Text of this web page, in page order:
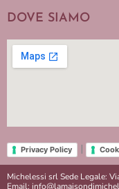
DOVE SIAMO
Privacy Policy
Michelessi srl Sede Legale:
Email: